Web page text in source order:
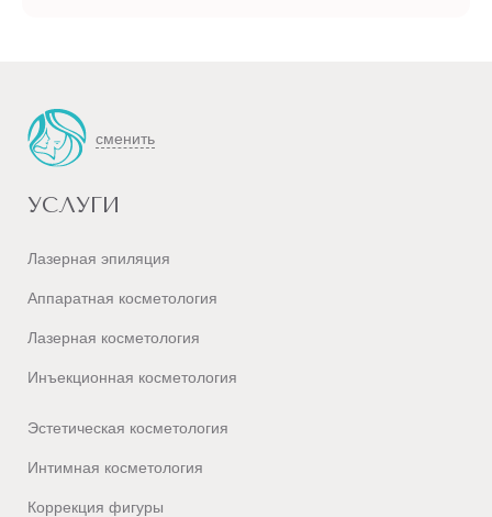
сменить
УСЛУГИ
Лазерная эпиляция
Аппаратная косметология
Лазерная косметология
Инъекционная косметология
Эстетическая косметология
Интимная косметология
Коррекция фигуры